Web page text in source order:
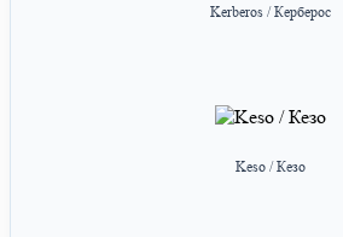
Kerberos / Керберос
Keso / Кезо